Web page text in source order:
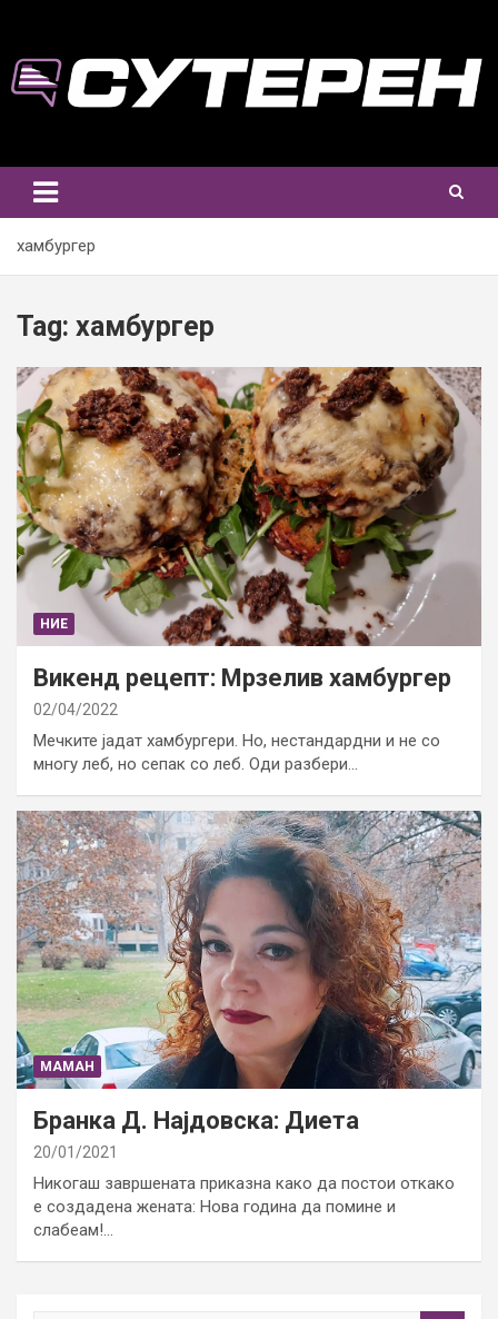
content
хамбургер
Tag: хамбургер
НИЕ
Викенд рецепт: Мрзелив хамбургер
02/04/2022
Мечките јадат хамбургери. Но, нестандардни и не со
многу леб, но сепак со леб. Оди разбери…
МАМАН
Бранка Д. Најдовска: Диета
20/01/2021
Никогаш завршената приказна како да постои откако
е создадена жената: Нова година да помине и
слабеам!…